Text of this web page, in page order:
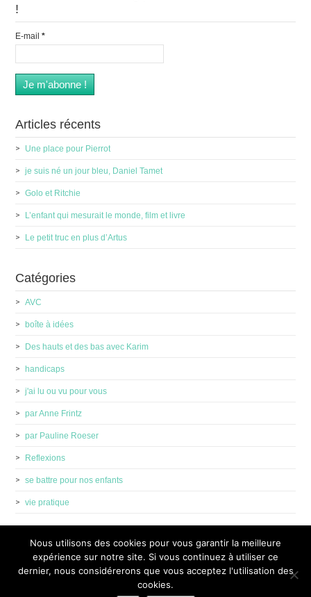
!
E-mail*
Articles récents
Une place pour Pierrot
je suis né un jour bleu, Daniel Tamet
Golo et Ritchie
L’enfant qui mesurait le monde, film et livre
Le petit truc en plus d’Artus
Catégories
AVC
boîte à idées
Des hauts et des bas avec Karim
handicaps
j'ai lu ou vu pour vous
par Anne Frintz
par Pauline Roeser
Reflexions
se battre pour nos enfants
vie pratique
Nous utilisons des cookies pour vous garantir la meilleure
expérience sur notre site. Si vous continuez à utiliser ce
dernier, nous considérerons que vous acceptez l'utilisation des
cookies.